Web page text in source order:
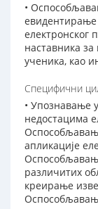
•
електронског
наставника за
ученика, као
Специфични
• Упознавање
недостацима
апликације
различитих
креирање